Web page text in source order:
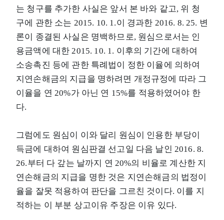
는 청구를 추가한 사실은 앞서 본 바와 같고, 위 청
구에 관한 소는 2015. 10. 1.이 경과한 2016. 8. 25. 변
론이 종결된 사실은 명백하므로, 원심으로서는 인
용금액에 대한 2015. 10. 1. 이후의 기간에 대하여
소송촉진 등에 관한 특례법이 정한 이율에 의하여
지연손해금의 지급을 명하려면 개정규정에 따라 그
이율을 연 20%가 아닌 연 15%를 적용하였어야 한
다.
그럼에도 원심이 이와 달리 원심이 인용한 부당이
득금에 대하여 원심판결 선고일 다음 날인 2016. 8.
26.부터 다 갚는 날까지 연 20%의 비율로 계산한 지
연손해금의 지급을 명한 것은 지연손해금의 법정이
율을 잘못 적용하여 판단을 그르친 것이다. 이를 지
적하는 이 부분 상고이유 주장은 이유 있다.